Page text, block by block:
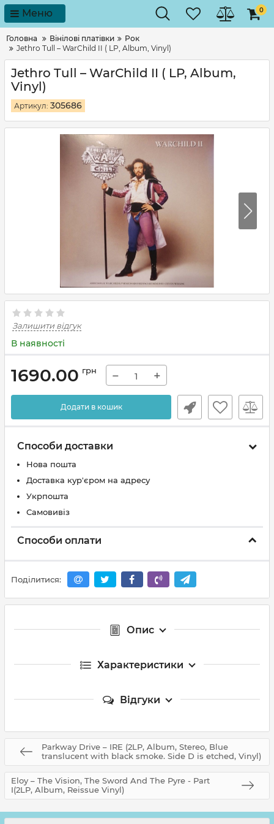
Меню 0
Головна Вінілові платівки
Рок
Jethro Tull – WarChild II ( LP, Album, Vinyl)
Jethro Tull – WarChild II ( LP, Album,
Vinyl)
Артикул: 305686
Залишити відгук
В наявності
1690.00 грн − +
Додати в кошик
Способи доставки
Нова пошта
Доставка кур'єром на адресу
Укрпошта
Самовивіз
Способи оплати
Поділитися:
Опис
Характеристики
Відгуки
Parkway Drive – IRE (2LP, Album, Stereo, Blue
translucent with black smoke. Side D is etched, Vinyl)
Eloy – The Vision, The Sword And The Pyre - Part
I(2LP, Album, Reissue Vinyl)